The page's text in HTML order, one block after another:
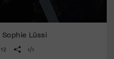
Sophie Lüssi
Kulturschaffende(r) oder